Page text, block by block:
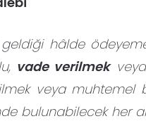
geldiği hâlde
vade verilmekveya
veya
bulunabilecek her